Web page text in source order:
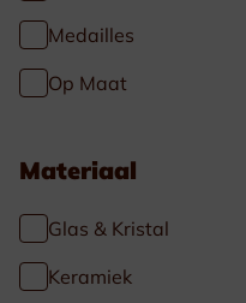
Medailles
Op Maat
Materiaal
Glas & Kristal
Keramiek